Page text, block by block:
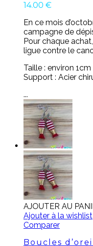
14.00 €
En ce mois
campagne de
Pour chaque
ligue contre le
Taille : environ 1cm
Support : Acier
...
AJOUTER AU
Ajouter à la wishlist
Comparer
Boucles